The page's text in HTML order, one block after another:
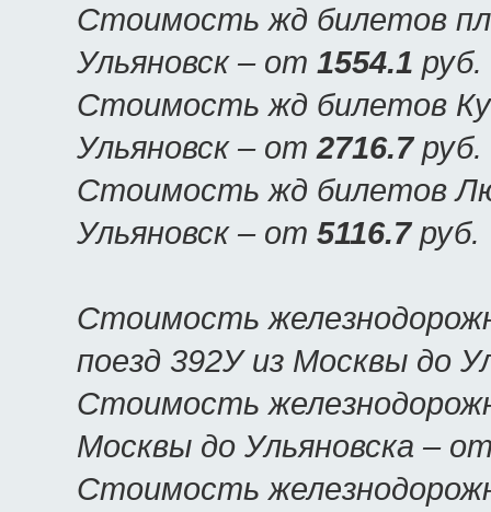
Стоимость жд билетов
Ульяновск – от 1554.1 руб.
Стоимость жд билетов
Ульяновск – от2716.7руб.
Стоимость жд билетов
Ульяновск – от 5116.7руб.
Стоимость
поезд 392У из Москвы до
Стоимость
Москвы до Ульяновска –
Стоимость